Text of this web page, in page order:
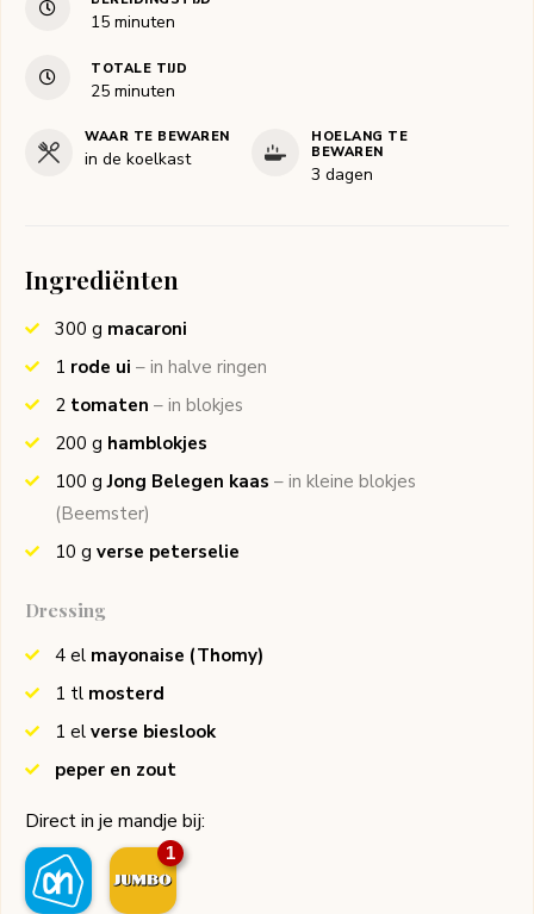
15minuten
minuten
TOTALE TIJD
25minuten
minuten
WAAR TE BEWAREN
in de koelkast
HOELANG TE
BEWAREN
3 dagen
Ingrediënten
300 g macaroni
1 rode ui – in halve ringen
2 tomaten – in blokjes
200 g hamblokjes
100 g Jong Belegen kaas – in kleine blokjes
(Beemster)
10 g verse peterselie
Dressing
4 el mayonaise (Thomy)
1 tl mosterd
1 el verse bieslook
peper en zout
Direct in je mandje bij:
1